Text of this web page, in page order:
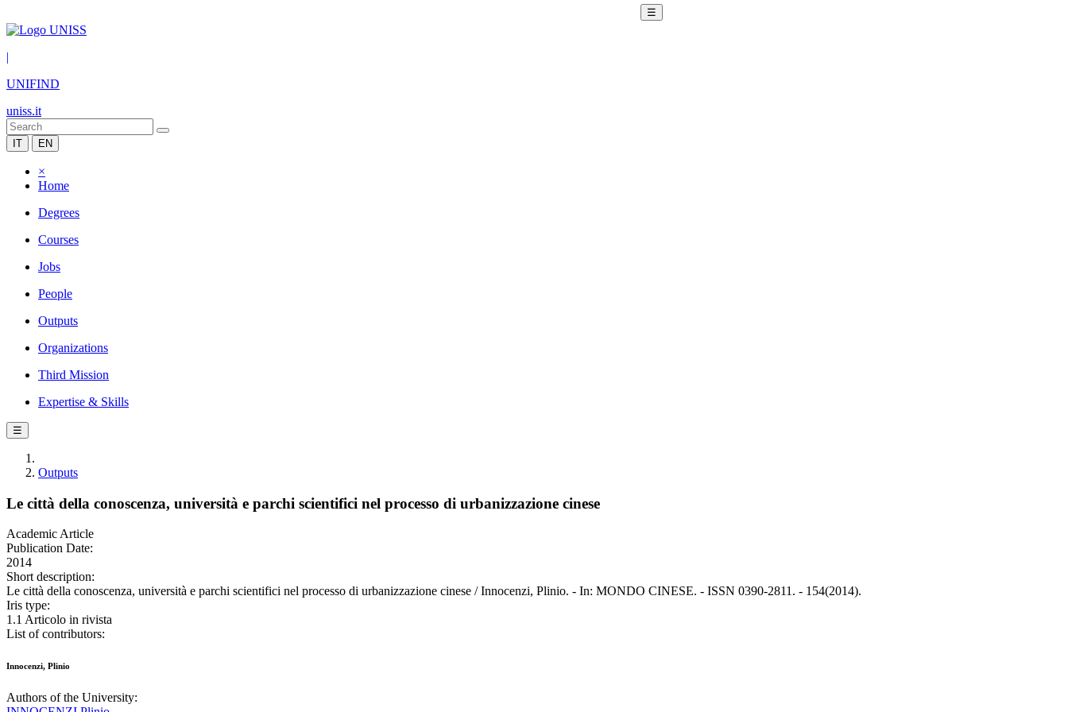
☰
|
UNIFIND
uniss.it
IT EN
×
Home
Degrees
Courses
Jobs
People
Outputs
Organizations
Third Mission
Expertise & Skills
☰
Outputs
Le città della conoscenza, università e parchi scientifici nel processo di urbanizzazione cinese
Academic Article
Publication Date:
2014
Short description:
Le città della conoscenza, università e parchi scientifici nel processo di urbanizzazione cinese / Innocenzi, Plinio. - In: MONDO CINESE. - ISSN 0390-2811. - 154(2014).
Iris type:
1.1 Articolo in rivista
List of contributors:
Innocenzi, Plinio
Authors of the University: